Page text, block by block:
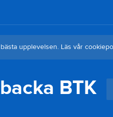
upplevelsen. Läs vår
BTK